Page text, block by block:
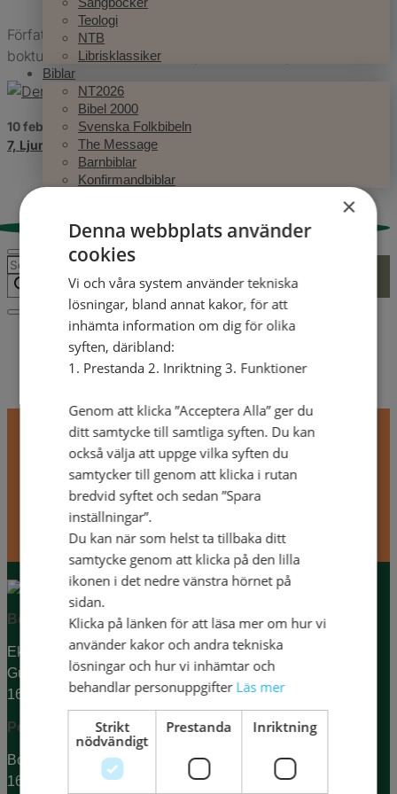
Teologi
NTB
Librisklassiker
Biblar
NT2026
Bibel 2000
Svenska Folkbibeln
The Message
Barnbiblar
Konfirmandbiblar
0
Produktsökning
Författarevent med Jeanette och Maria som är på
bokturné medGuide till den perfekta familjen
10 februari, 202409:00 Betelkyrkan, Ljungby
7, Ljungby,
Missa inga nyheter!
Anmäl dig till vårt nyhetsbrev och läs om
boknyheter, erbjudanden och andra tips.
Besöksadress
Ekumeniska Centret
Gustavslundsvägen 18 (Alviks torg)
167 51 Bromma
Postadress
Box 15144
167 15 Bromma
×
Denna webbplats använder
cookies
Vi och våra system använder tekniska
lösningar, bland annat kakor, för att
inhämta information om dig för olika
syften, däribland:
1. Prestanda 2. Inriktning 3. Funktioner
Genom att klicka ”Acceptera Alla” ger du
ditt samtycke till samtliga syften. Du kan
också välja att uppge vilka syften du
samtycker till genom att klicka i rutan
bredvid syftet och sedan ”Spara
inställningar”.
Du kan när som helst ta tillbaka ditt
samtycke genom att klicka på den lilla
ikonen i det nedre vänstra hörnet på
sidan.
Klicka på länken för att läsa mer om hur vi
använder kakor och andra tekniska
lösningar och hur vi inhämtar och
behandlar personuppgifter Läs mer
Strikt
nödvändigt
Prestanda Inriktning